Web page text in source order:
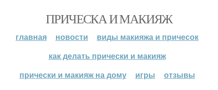
ПРИЧЕСКА И МАКИЯЖ
главная новости
виды макияжа и причесок
как делать прически и макияж
прически и макияж на дому
игры отзывы